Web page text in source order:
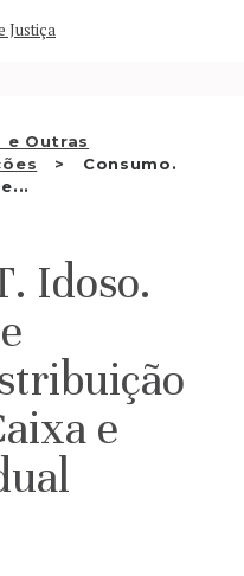
e Outras
Consumo.
OUTRAS
Idoso.
e